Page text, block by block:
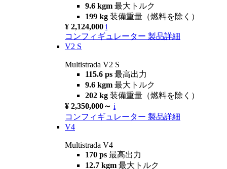
9.6 kgm 最大トルク
199 kg 装備重量（燃料を除く）
¥ 2,124,000 i
コンフィギュレーター 製品詳細
V2 S
Multistrada V2 S
115.6 ps 最高出力
9.6 kgm 最大トルク
202 kg 装備重量（燃料を除く）
¥ 2,350,000～ i
コンフィギュレーター 製品詳細
V4
Multistrada V4
170 ps 最高出力
12.7 kgm 最大トルク